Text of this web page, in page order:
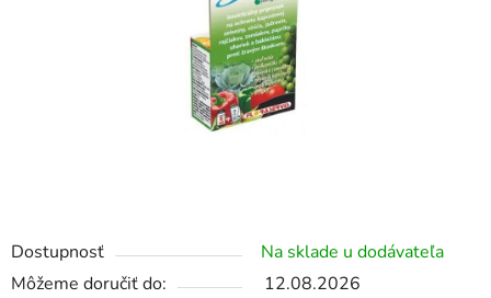
Dostupnosť
Na sklade u dodávateľa
Môžeme doručiť do:
12.08.2026